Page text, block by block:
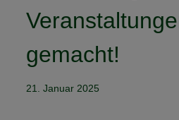
gemacht!
21. Januar 2025